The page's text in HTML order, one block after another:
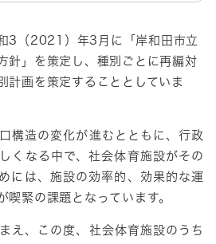
3（2021）年3月に「岸和田市立
針」を策定し、種別ごとに再編対
計画を策定することとしていま
構造の変化が進むとともに、行政
くなる中で、社会体育施設がその
には、施設の効率的、効果的な運
喫緊の課題となっています。
え、この度、社会体育施設のうち